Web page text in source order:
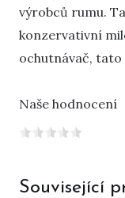
výrobců rumu.
konzervativní
ochutnávač, tato
Naše hodnocení
Související